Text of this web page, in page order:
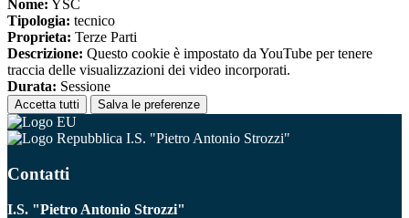
Nome: YSC
Tipologia: tecnico
Proprieta: Terze Parti
Descrizione: Questo cookie è impostato da YouTube per tenere
traccia delle visualizzazioni dei video incorporati.
Durata: Sessione
Accetta tutti Salva le preferenze
I.S. "Pietro Antonio Strozzi"
Contatti
I.S. "Pietro Antonio Strozzi"